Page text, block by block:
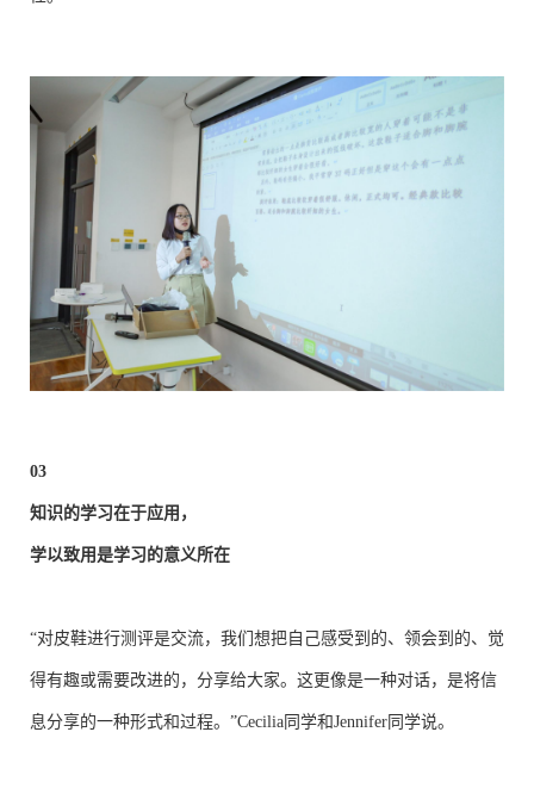
03
知识的学习在于应用，
学以致用是学习的意义所在
“对皮鞋进行测评是交流，我们想把自己感受到的、领会到的、觉
得有趣或需要改进的，分享给大家。这更像是一种对话，是将信
息分享的一种形式和过程。”Cecilia同学和Jennifer同学说。